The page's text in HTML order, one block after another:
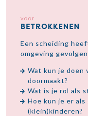
voor
BETROKKENEN
Een scheiding
omgeving
Wat kun je doen
doormaakt?
Wat is je rol als
Hoe kun je er
(klein)kinderen?